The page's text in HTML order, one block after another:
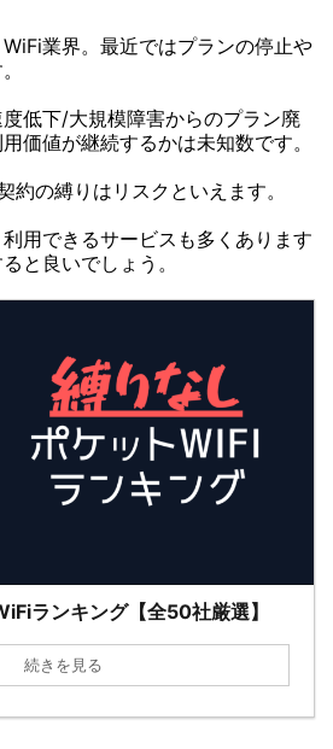
業界。最近ではプランの停止や
低下/大規模障害からのプラン廃
価値が継続するかは未知数です。
約の縛りはリスクといえます。
用できるサービスも多くあります
と良いでしょう。
ランキング【全50社厳選】
続きを見る